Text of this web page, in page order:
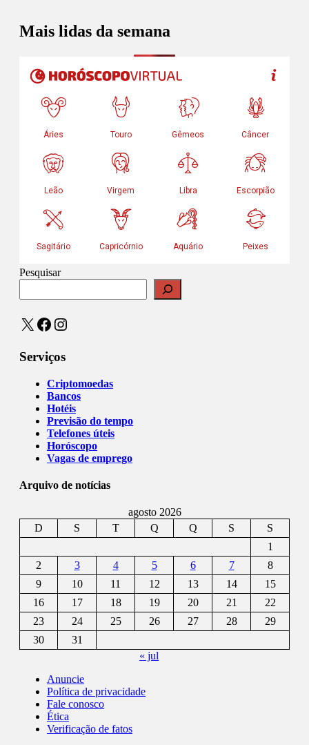
Mais lidas da semana
Pesquisar
X Facebook
Instagram
Serviços
Criptomoedas
Bancos
Hotéis
Previsão do tempo
Telefones úteis
Horóscopo
Vagas de emprego
Arquivo de notícias
agosto 2026
D
S T Q Q S
S
1
2
3 4 5 6 7
8
9
10 11 12 13 14
15
16
17 18 19 20 21
22
23
24 25 26 27 28
29
30
31
« jul
Anuncie
Política de privacidade
Fale conosco
Ética
Verificação de fatos